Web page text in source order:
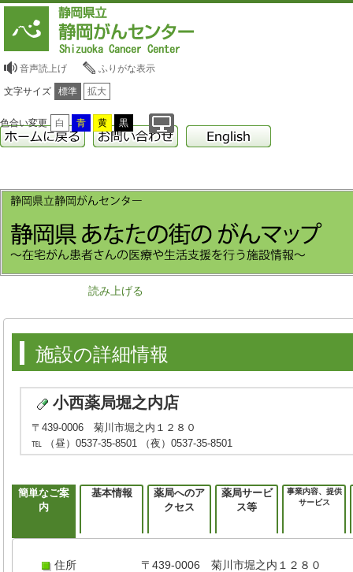
音声読上げ ふりがな表示
文字サイズ 標準 拡大
色合い変更 白 青 黄 黒
読み上げる
施設の詳細情報
小西薬局堀之内店
〒439-0006 菊川市堀之内１２８０
℡ （昼）0537-35-8501 （夜）0537-35-8501
簡単なご案
内
基本情報
薬局へのア
クセス
薬局サービ
ス等
事業内容、提供
サービス
住所 〒439-0006 菊川市堀之内１２８０